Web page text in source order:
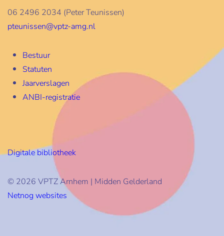
06 2496 2034 (Peter Teunissen)
pteunissen@vptz-amg.nl
Bestuur
Statuten
Jaarverslagen
ANBI-registratie
Digitale bibliotheek
© 2026 VPTZ Arnhem | Midden Gelderland
Netnog websites